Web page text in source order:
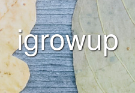
igrowup